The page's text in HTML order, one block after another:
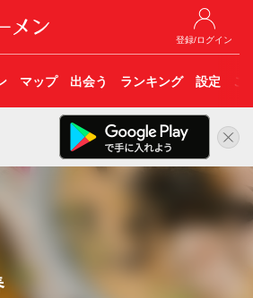
登録/ログイン
マップ 出会う ランキング 設定 こ